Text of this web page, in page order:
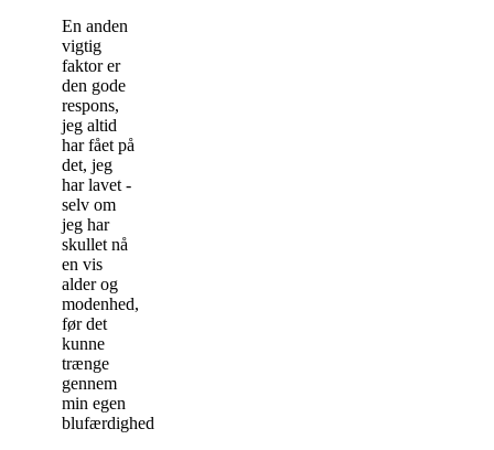
En anden
vigtig
faktor er
den gode
respons,
jeg altid
har fået på
det, jeg
har lavet -
selv om
jeg har
skullet nå
en vis
alder og
modenhed,
før det
kunne
trænge
gennem
min egen
blufærdighed.